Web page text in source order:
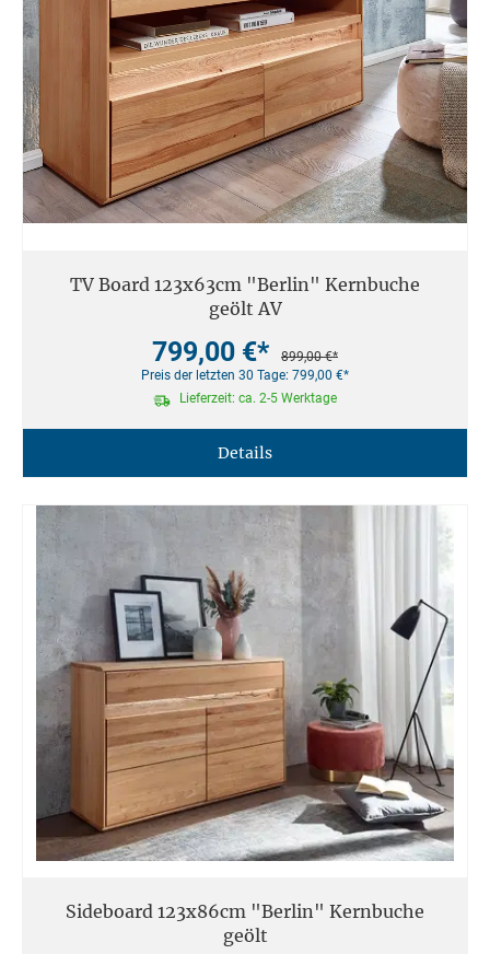
TV Board 123x63cm "Berlin" Kernbuche
geölt AV
799,00 €*
899,00 €*
Preis der letzten 30 Tage: 799,00 €*
Lieferzeit: ca. 2-5 Werktage
Details
Sideboard 123x86cm "Berlin" Kernbuche
geölt